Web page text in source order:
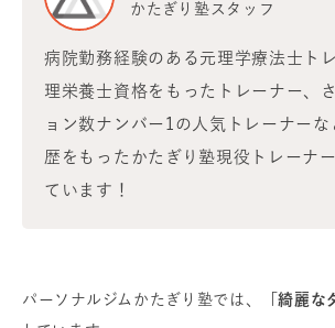
かたぎり塾スタッフ
病院勤務経験のある元理学療法士ト
理栄養士資格をもったトレーナー、
ョン数ナンバー1の人気トレーナーな
歴をもったかたぎり塾現役トレーナ
ています！
パーソナルジムかたぎり塾では、 「綺麗な